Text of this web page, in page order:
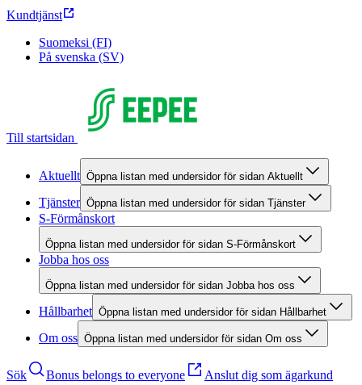
Kundtjänst
Suomeksi (FI)
På svenska (SV)
Till startsidan
Aktuellt Öppna listan med undersidor för sidan Aktuellt
Tjänster Öppna listan med undersidor för sidan Tjänster
S-Förmånskort
Öppna listan med undersidor för sidan S-Förmånskort
Jobba hos oss
Öppna listan med undersidor för sidan Jobba hos oss
Hållbarhet Öppna listan med undersidor för sidan Hållbarhet
Om oss Öppna listan med undersidor för sidan Om oss
Sök Bonus belongs to everyone Anslut dig som ägarkund